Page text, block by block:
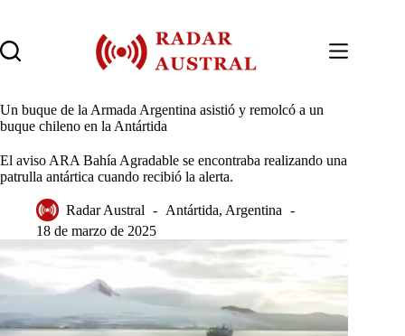
contenido
Un buque de la Armada Argentina asistió y remolcó a un
buque chileno en la Antártida
El aviso ARA Bahía Agradable se encontraba realizando una
patrulla antártica cuando recibió la alerta.
Radar Austral Antártida, Argentina
18 de marzo de 2025